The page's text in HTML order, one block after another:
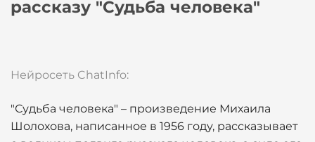
рассказу "Судьба человека"
Нейросеть ChatInfo:
"Судьба человека" – произведение Михаила
Шолохова, написанное в 1956 году, рассказывает